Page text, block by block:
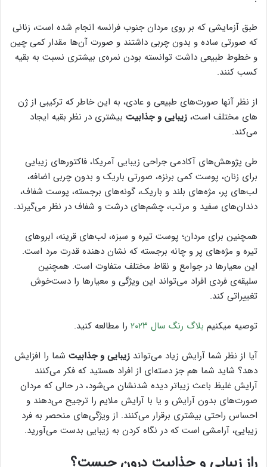
طبق آزمایشی که بر روی مردان جنوب فرانسه انجام شده است، زنانی
که صورتی ساده و بدون چربی داشتند و صورت آن‌ها مقدار کمی چین
و خطوط طبیعی داشت توانسته بودن نمره‌ی بیشتری نسبت به بقیه
کسب کنند.
از نظر آنها صورت‌های طبیعی و عادی، به این خاطر که ترکیبی از ژن
های مختلف است، زیبایی و جذابیت بیشتری در نظر بقیه ایجاد
می‌کند.
طی پژوهش‌های آکادمی جراحی زیبایی آمریکا، فاکتورهای زیبایی
برای زنان، پوست کمی برنزه، صورتی باریک و بدون چربی اضافه،
لب‌های پر، مژه‌های بلند و باریک، گونه‌های برجسته، پوست شفاف،
دندان‌های سفید و مرتب، چشم‌های درشت و شفاف در نظر می‌گیرند.
همچنین برای مردان؛ پوست تیره‌ و سبزه، لب‌های قرینه، ابروهای
تیره و مژه‌های پر و چانه برجسته که نشان دهنده قدرت مرد است.
این معیارها در جوامع و نقاط مختلف متفاوت است. همچنین
سلیقه‌ی فردی افراد می‌تواند این ویژگی و معیارها را دست‌خوش
تغییراتی کند.
توصیه میکنیم بلاگ رنگ سال ۲۰۲۳ را مطالعه کنید.
آیا از نظر شما آرایش زیاد می‌تواند زیبایی و جذابیت شما را افزایش
دهد؟ شاید شما هم جز دسته‌ای از افراد هستید که فکر می‌کنند
آرایش غلیظ باعث زیباتر دیده شدنشان می‌شود، در حالی که مردان
صورت‌های بدون آرایش و یا با آرایش ملایم را ترجیح می‌دهند و
احساس راحتی بیشتری برقرار می‌کنند. از ویژگی‌های منحصر به فرد
زیبایی، آرامشی است که در نگاه کردن به زیبایی بدست می‌آورید.